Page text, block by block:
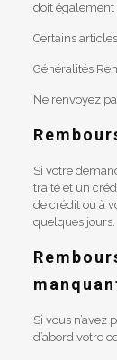
doit également
Certains
Généralités
Ne renvoyez
Si votre
traité et un
de crédit ou à
quelques jours.
Si vous
d’abord votre